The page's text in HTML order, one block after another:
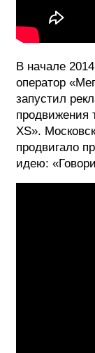
В начале
оператор
запустил
продвижения
XS».
продвигало
идею: